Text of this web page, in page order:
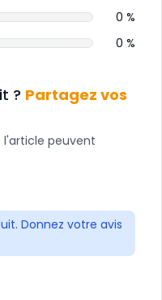
0 %
0 %
? Partagez vos
l'article peuvent
Donnez votre avis